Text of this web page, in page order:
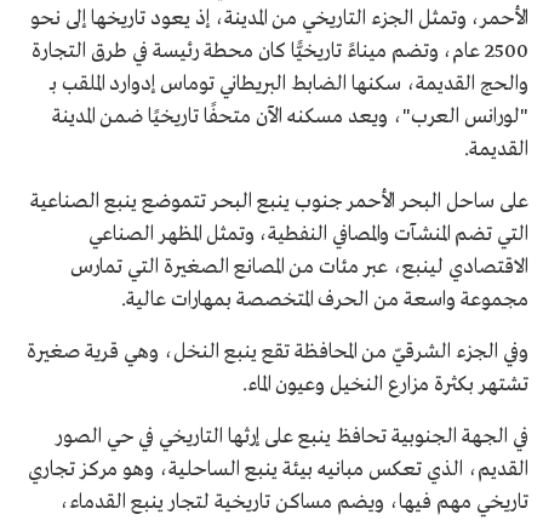
الأحمر، وتمثل الجزء التاريخي من المدينة، إذ يعود تاريخها إلى نحو
2500 عام، وتضم ميناءً تاريخيًّا كان محطة رئيسة في طرق التجارة
والحج القديمة، سكنها الضابط البريطاني توماس إدوارد الملقب بـ
"لورانس العرب"، ويعد مسكنه الآن متحفًا تاريخيًا ضمن المدينة
القديمة.
على ساحل البحر الأحمر جنوب ينبع البحر تتموضع ينبع الصناعية
التي تضم المنشآت والمصافي النفطية، وتمثل المظهر الصناعي
الاقتصادي لينبع، عبر مئات من المصانع الصغيرة التي تمارس
مجموعة واسعة من الحرف المتخصصة بمهارات عالية.
وفي الجزء الشرقيّ من المحافظة تقع ينبع النخل، وهي قرية صغيرة
تشتهر بكثرة مزارع النخيل وعيون الماء.
في الجهة الجنوبية تحافظ ينبع على إرثها التاريخي في حي الصور
القديم، الذي تعكس مبانيه بيئة ينبع الساحلية، وهو مركز تجاري
تاريخي مهم فيها، ويضم مساكن تاريخية لتجار ينبع القدماء،